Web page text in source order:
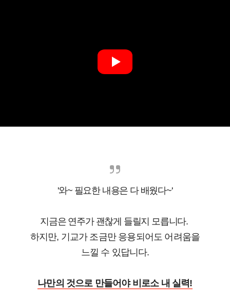
'와~ 필요한 내용은 다 배웠다~'
지금은 연주가 괜찮게 들릴지 모릅니다.
하지만, 기교가 조금만 응용되어도 어려움을
느낄 수 있답니다.
나만의 것으로 만들어야 비로소 내 실력!